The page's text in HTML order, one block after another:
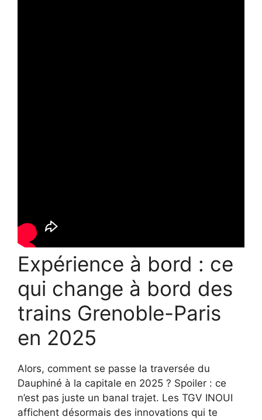
Expérience à bord : ce
qui change à bord des
trains Grenoble-Paris
en 2025
Alors, comment se passe la traversée du
Dauphiné à la capitale en 2025 ? Spoiler : ce
n’est pas juste un banal trajet. Les TGV INOUI
affichent désormais des innovations qui te